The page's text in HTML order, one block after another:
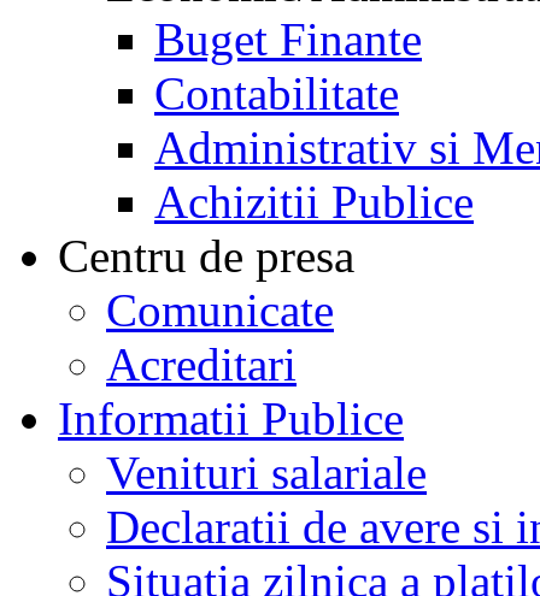
Buget Finante
Contabilitate
Administrativ si
Achizitii Publice
Centru de presa
Comunicate
Acreditari
Informatii Publice
Venituri salariale
Declaratii de avere si
Situatia zilnica a